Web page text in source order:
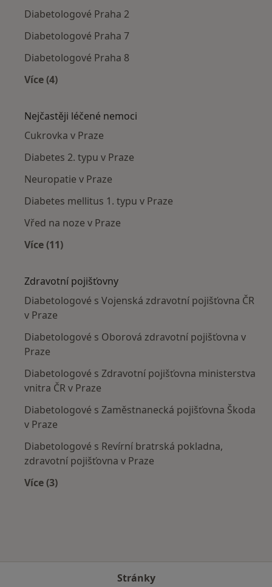
Diabetologové Praha 2
Diabetologové Praha 7
Diabetologové Praha 8
Více (4)
Nejčastěji léčené nemoci
Cukrovka v Praze
Diabetes 2. typu v Praze
Neuropatie v Praze
Diabetes mellitus 1. typu v Praze
Vřed na noze v Praze
Více (11)
Zdravotní pojišťovny
Diabetologové s Vojenská zdravotní pojišťovna ČR
v Praze
Diabetologové s Oborová zdravotní pojišťovna v
Praze
Diabetologové s Zdravotní pojišťovna ministerstva
vnitra ČR v Praze
Diabetologové s Zaměstnanecká pojišťovna Škoda
v Praze
Diabetologové s Revírní bratrská pokladna,
zdravotní pojišťovna v Praze
Více (3)
Stránky